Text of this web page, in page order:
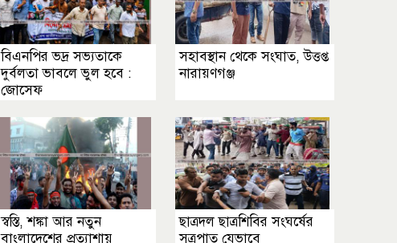
বিএনপির ভদ্র সভ্যতাকে
দুর্বলতা ভাবলে ভুল হবে :
জোসেফ
সহাবস্থান থেকে সংঘাত, উত্তপ্ত
নারায়ণগঞ্জ
স্বস্তি, শঙ্কা আর নতুন
বাংলাদেশের প্রত্যাশায়
ছাত্রদল ছাত্রশিবির সংঘর্ষের
সূত্রপাত যেভাবে